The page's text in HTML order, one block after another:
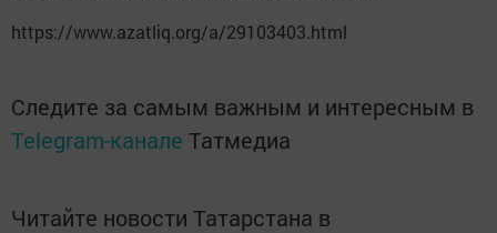
https://www.azatliq.org/a/29103403.html
Следите за самым важным и интересным в
Telegram-канале Татмедиа
Читайте новости Татарстана в